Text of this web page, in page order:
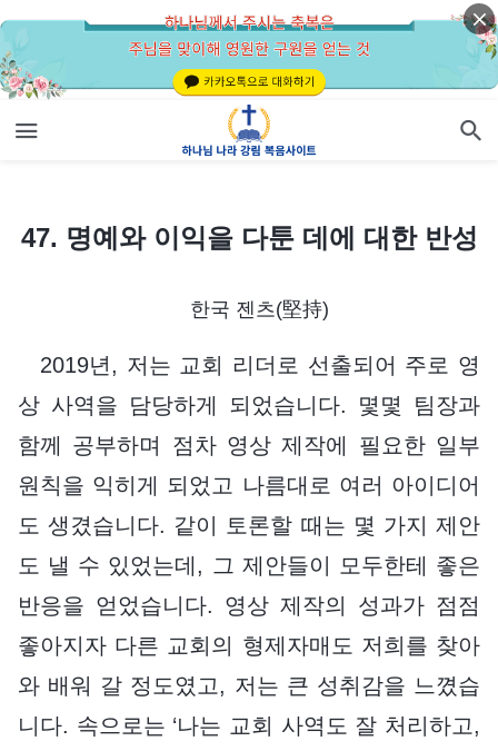
47. 명예와 이익을 다툰 데에 대한 반성
47. 명예와 이익을 다툰 데에 대한 반성
한국 젠츠(堅持)
2019년, 저는 교회 리더로 선출되어 주로 영
상 사역을 담당하게 되었습니다. 몇몇 팀장과
함께 공부하며 점차 영상 제작에 필요한 일부
원칙을 익히게 되었고 나름대로 여러 아이디어
도 생겼습니다. 같이 토론할 때는 몇 가지 제안
도 낼 수 있었는데, 그 제안들이 모두한테 좋은
반응을 얻었습니다. 영상 제작의 성과가 점점
좋아지자 다른 교회의 형제자매도 저희를 찾아
와 배워 갈 정도였고, 저는 큰 성취감을 느꼈습
니다. 속으로는 ‘나는 교회 사역도 잘 처리하고,